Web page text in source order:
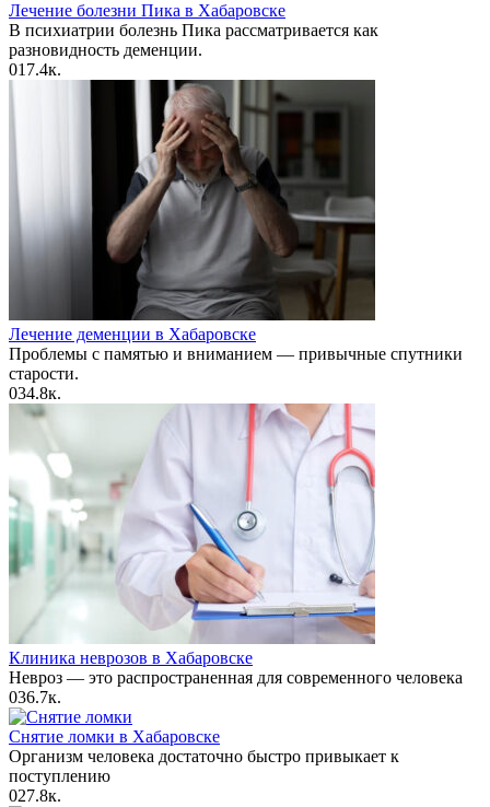
Лечение болезни Пика в Хабаровске
В психиатрии болезнь Пика рассматривается как
разновидность деменции.
017.4к.
Лечение деменции в Хабаровске
Проблемы с памятью и вниманием — привычные спутники
старости.
034.8к.
Клиника неврозов в Хабаровске
Невроз — это распространенная для современного человека
036.7к.
Снятие ломки в Хабаровске
Организм человека достаточно быстро привыкает к
поступлению
027.8к.